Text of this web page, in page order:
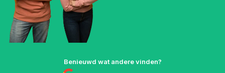
Benieuwd wat andere vinden?